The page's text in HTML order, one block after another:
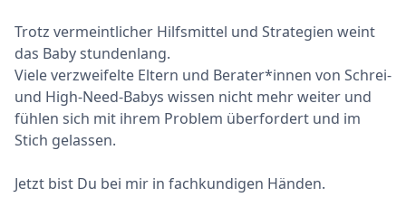
Trotz vermeintlicher Hilfsmittel und Strategien weint
das Baby stundenlang.
Viele verzweifelte Eltern und Berater*innen von Schrei-
und High-Need-Babys wissen nicht mehr weiter und
fühlen sich mit ihrem Problem überfordert und im
Stich gelassen.
Jetzt bist Du bei mir in fachkundigen Händen.